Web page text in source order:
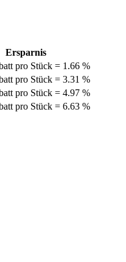
Ersparnis
pro Stück = 1.66 %
pro Stück = 3.31 %
pro Stück = 4.97 %
pro Stück = 6.63 %